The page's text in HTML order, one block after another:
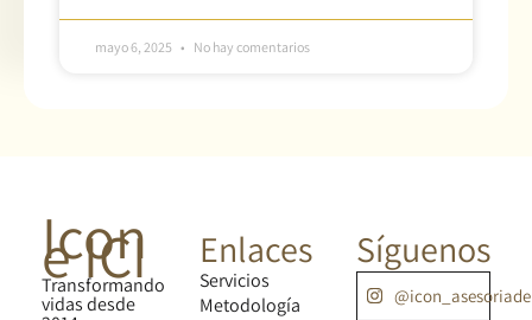
mayo 6, 2025 No hay comentarios
Icon
e ICI
Transformando
vidas desde
Enlaces
Servicios
Metodología
Síguenos